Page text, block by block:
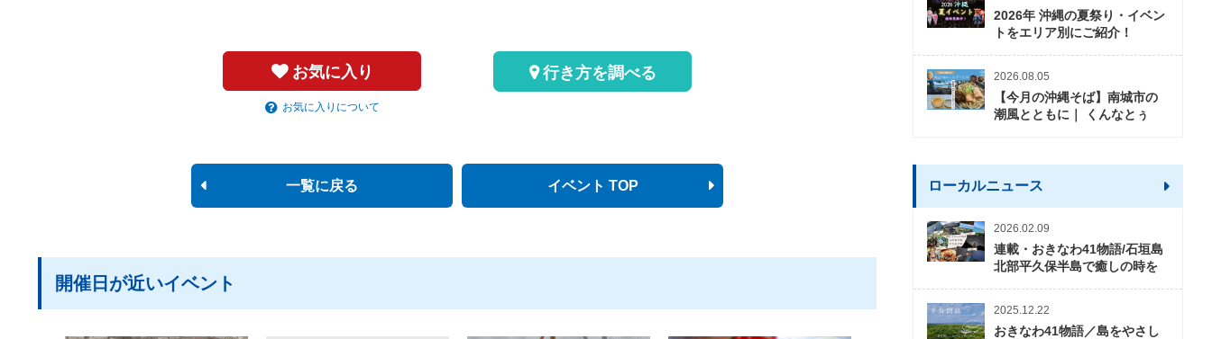
お気に入り
お気に入りについて
行き方を調べる
一覧に戻る イベント TOP
開催日が近いイベント
2026年 沖縄の夏祭り・イベン
トをエリア別にご紹介！
2026.08.05
【今月の沖縄そば】南城市の
潮風とともに｜ くんなとぅ
ローカルニュース
2026.02.09
連載・おきなわ41物語/石垣島
北部平久保半島で癒しの時を
2025.12.22
おきなわ41物語／島をやさし